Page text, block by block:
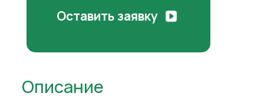
Оставить заявку
Описание